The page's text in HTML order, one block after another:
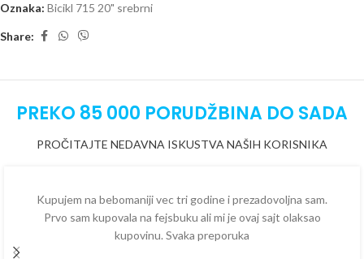
Oznaka: Bicikl 715 20" srebrni
Share:
PREKO 85 000 PORUDŽBINA DO SADA
PROČITAJTE NEDAVNA ISKUSTVA NAŠIH KORISNIKA
Kupujem na bebomaniji vec tri godine i prezadovoljna sam.
Prvo sam kupovala na fejsbuku ali mi je ovaj sajt olaksao
kupovinu. Svaka preporuka